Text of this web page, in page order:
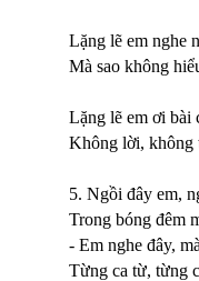
Lặng lẽ em nghe
Mà sao không
Lặng lẽ em ơi bài
Không lời, không
5. Ngồi đây em,
Trong bóng đêm
- Em nghe đây,
Từng ca từ, từng